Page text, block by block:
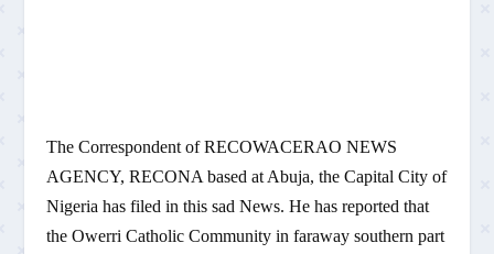
The Correspondent of RECOWACERAO NEWS
AGENCY, RECONA based at Abuja, the Capital City of
Nigeria has filed in this sad News. He has reported that
the Owerri Catholic Community in faraway southern part